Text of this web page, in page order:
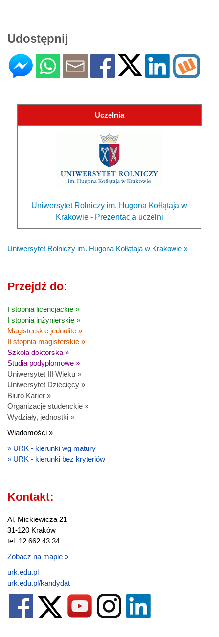
Udostępnij
Uczelnia
Uniwersytet Rolniczy im. Hugona Kołłątaja w
Krakowie - Prezentacja uczelni
Uniwersytet Rolniczy im. Hugona Kołłątaja w Krakowie »
Przejdź do:
I stopnia licencjackie »
I stopnia inżynierskie »
Magisterskie jednolite »
II stopnia magisterskie »
Szkoła doktorska »
Studia podyplomowe »
Uniwersytet III Wieku »
Uniwersytet Dziecięcy »
Biuro Karier »
Organizacje studenckie »
Wydziały, jednostki »
Wiadomości »
» URK - kierunki wg matury
» URK - kierunki bez kryteriów
Kontakt:
Al. Mickiewicza 21
31-120 Kraków
tel. 12 662 43 34
Zobacz na mapie »
urk.edu.pl
urk.edu.pl/kandydat